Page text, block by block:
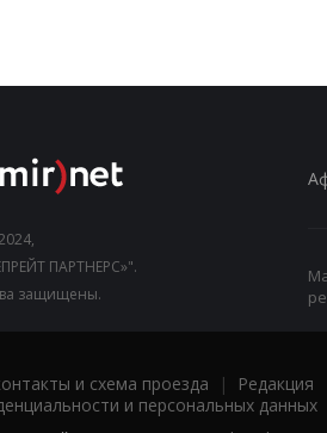
ПАРТНЕРС»".
защищены.
и схема проезда | Редакция
и персональных данных